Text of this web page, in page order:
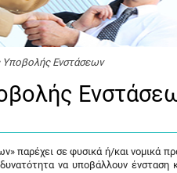
Ενστάσεων
παρέχει σε φυσικά ή/και νομικά
να υποβάλλουν